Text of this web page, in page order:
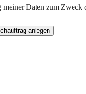
Daten zum Zweck
anlegen